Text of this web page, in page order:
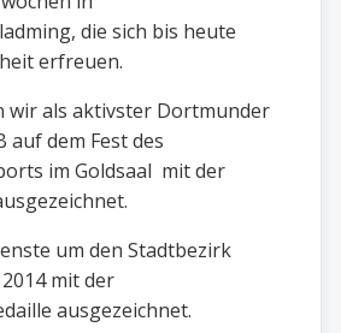
die sich bis heute
erfreuen.
wir als aktivster Dortmunder
auf dem Fest des
im Goldsaal mit der
um den Stadtbezirk
mit der
ausgezeichnet.